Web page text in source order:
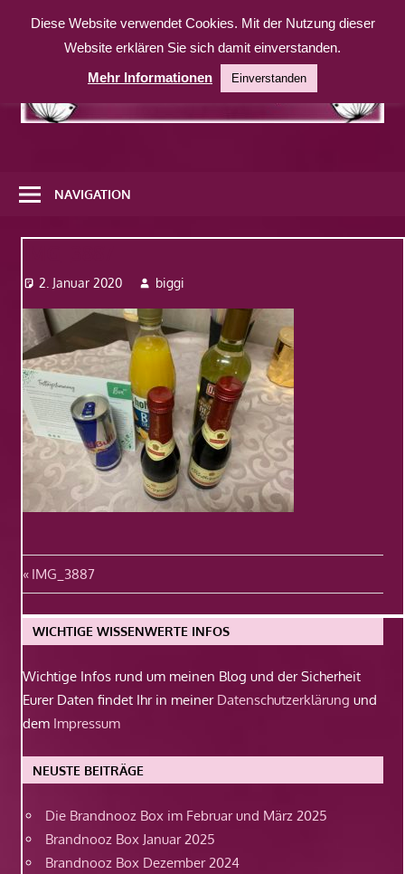
Inhalt
weitere
Website
NAVIGATION
2. Januar 2020 biggi
Beitragsnavigation
Vorheriger
Beitrag:
IMG_3887
WICHTIGE WISSENWERTE INFOS
Wichtige Infos rund um meinen Blog und der Sicherheit
Eurer Daten findet Ihr in meiner Datenschutzerklärung und
dem Impressum
NEUSTE BEITRÄGE
Die Brandnooz Box im Februar und März 2025
Brandnooz Box Januar 2025
Brandnooz Box Dezember 2024
Diese Website verwendet Cookies. Mit der Nutzung dieser
Website erklären Sie sich damit einverstanden.
Mehr Informationen
Einverstanden